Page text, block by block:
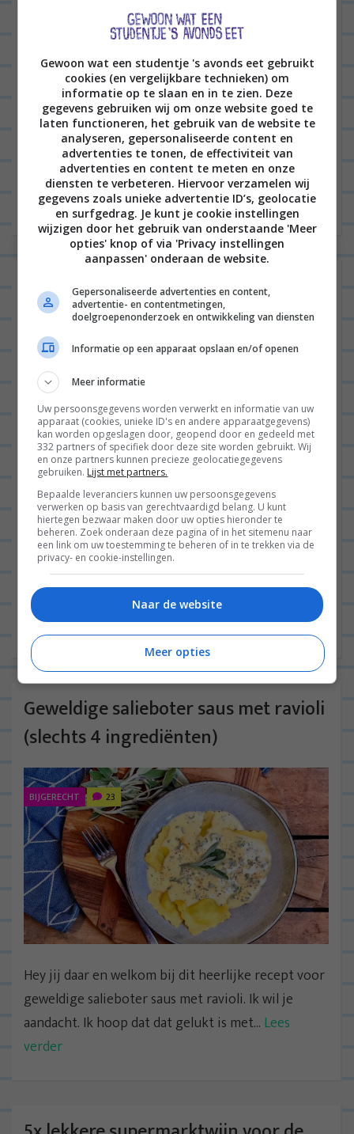
Hey hey! Ben jij ook gek op pasta pesto recepten
en kan je wel wat inspiratie gebruiken om te
variëren met ingrediënten? Dan ben je hier...Lees
verder
3 Simpele borreltips voor de
Feestdagen
RECEPTEN
Gesponsord – Hallo leuke mensen en welkom bij
een blogpost vol simpele borreltips voor de
Feestdagen. Misschien heb je binnenkort een
gezellige borrel met vrienden of...Lees verder
Geweldige salieboter saus met ravioli
(slechts 4 ingrediënten)
BIJGERECHT 23
Hey jij daar en welkom bij dit heerlijke recept voor
geweldige salieboter saus met ravioli. Ik wil je
aandacht. Ik hoop dat dat gelukt is met... Lees
verder
Gewoon wat een studentje 's avonds eet gebruikt
cookies (en vergelijkbare technieken) om
informatie op te slaan en in te zien. Deze
gegevens gebruiken wij om onze website goed te
laten functioneren, het gebruik van de website te
analyseren, gepersonaliseerde content en
advertenties te tonen, de effectiviteit van
advertenties en content te meten en onze
diensten te verbeteren. Hiervoor verzamelen wij
gegevens zoals unieke advertentie ID’s, geolocatie
en surfgedrag. Je kunt je cookie instellingen
wijzigen door het gebruik van onderstaande 'Meer
opties' knop of via 'Privacy instellingen
aanpassen' onderaan de website.
Gepersonaliseerde advertenties en content,
advertentie- en contentmetingen,
doelgroepenonderzoek en ontwikkeling van diensten
Informatie op een apparaat opslaan en/of openen
Meer informatie
Uw persoonsgegevens worden verwerkt en informatie van uw
apparaat (cookies, unieke ID's en andere apparaatgegevens)
kan worden opgeslagen door, geopend door en gedeeld met
332 partners of specifiek door deze site worden gebruikt. Wij
en onze partners kunnen precieze geolocatiegegevens
gebruiken. Lijst met partners.
Bepaalde leveranciers kunnen uw persoonsgegevens
verwerken op basis van gerechtvaardigd belang. U kunt
hiertegen bezwaar maken door uw opties hieronder te
beheren. Zoek onderaan deze pagina of in het sitemenu naar
een link om uw toestemming te beheren of in te trekken via de
privacy- en cookie-instellingen.
Naar de website
Meer opties